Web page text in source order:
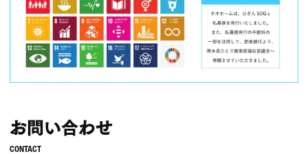
お問い合わせ